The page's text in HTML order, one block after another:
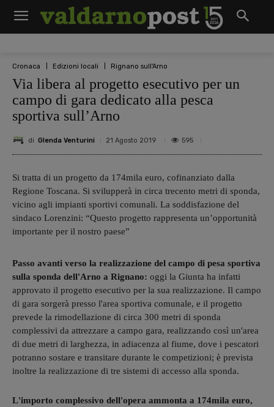
Cronaca Edizioni locali Rignano sull'Arno
Via libera al progetto esecutivo per un
campo di gara dedicato alla pesca
sportiva sull’Arno
di Glenda Venturini 21 Agosto 2019 595
Si tratta di un progetto da 174mila euro, cofinanziato dalla
Regione Toscana. Si svilupperà in circa trecento metri di sponda,
vicino agli impianti sportivi comunali. La soddisfazione del
sindaco Lorenzini: “Questo progetto rappresenta un’opportunità
importante per il nostro paese”
Passo avanti verso la realizzazione del campo di pesa sportiva
sulla sponda dell'Arno a Rignano: oggi la Giunta ha infatti
approvato il progetto esecutivo per la sua realizzazione. Il campo
di gara sorgerà presso l'area sportiva comunale, e il progetto
prevede la rimodellazione di circa 300 metri di sponda
complessivi da attrezzare a campo gara, realizzando così un'area
di due metri di larghezza, in adiacenza al fiume, dove i pescatori
potranno sostare e transitare durante le competizioni; è prevista
inoltre la realizzazione di tre sistemi di accesso alla sponda.
L'importo complessivo dell'opera ammonta a 174mila euro,